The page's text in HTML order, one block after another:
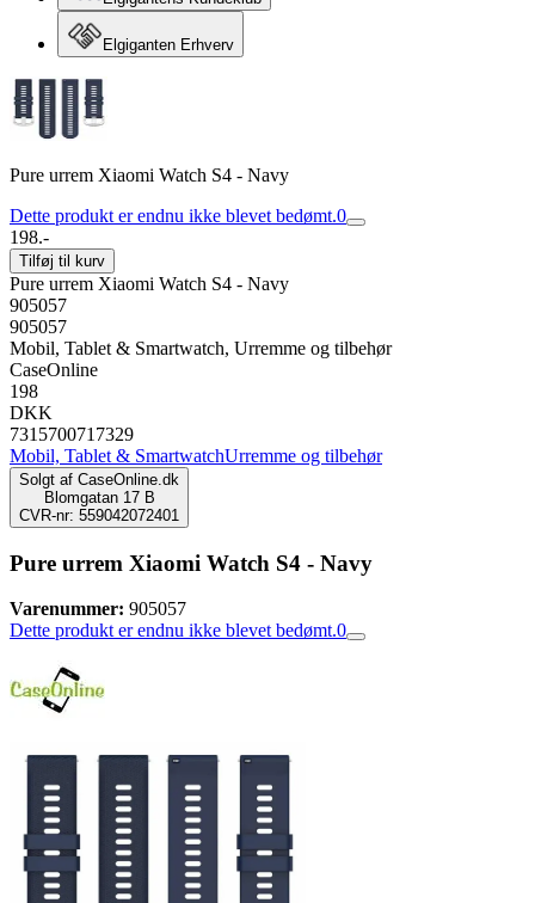
Elgiganten Erhverv
Pure urrem Xiaomi Watch S4 - Navy
Dette produkt er endnu ikke blevet bedømt.0
198.-
Tilføj til kurv
Pure urrem Xiaomi Watch S4 - Navy
905057
905057
Mobil, Tablet & Smartwatch, Urremme og tilbehør
CaseOnline
198
DKK
7315700717329
Mobil, Tablet & SmartwatchUrremme og tilbehør
Solgt af CaseOnline.dk
Blomgatan 17 B
CVR-nr: 559042072401
Pure urrem Xiaomi Watch S4 - Navy
Varenummer: 905057
Dette produkt er endnu ikke blevet bedømt.0